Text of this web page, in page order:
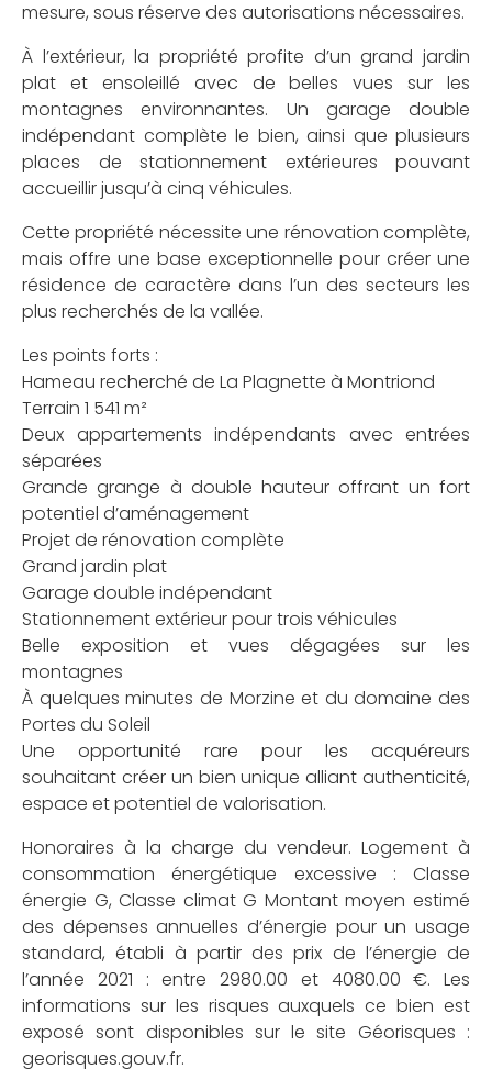
mesure, sous réserve des autorisations nécessaires.
À l’extérieur, la propriété profite d’un grand jardin
plat et ensoleillé avec de belles vues sur les
montagnes environnantes. Un garage double
indépendant complète le bien, ainsi que plusieurs
places de stationnement extérieures pouvant
accueillir jusqu’à cinq véhicules.
Cette propriété nécessite une rénovation complète,
mais offre une base exceptionnelle pour créer une
résidence de caractère dans l’un des secteurs les
plus recherchés de la vallée.
Les points forts :
Hameau recherché de La Plagnette à Montriond
Terrain 1 541 m²
Deux appartements indépendants avec entrées
séparées
Grande grange à double hauteur offrant un fort
potentiel d’aménagement
Projet de rénovation complète
Grand jardin plat
Garage double indépendant
Stationnement extérieur pour trois véhicules
Belle exposition et vues dégagées sur les
montagnes
À quelques minutes de Morzine et du domaine des
Portes du Soleil
Une opportunité rare pour les acquéreurs
souhaitant créer un bien unique alliant authenticité,
espace et potentiel de valorisation.
Honoraires à la charge du vendeur. Logement à
consommation énergétique excessive : Classe
énergie G, Classe climat G Montant moyen estimé
des dépenses annuelles d’énergie pour un usage
standard, établi à partir des prix de l’énergie de
l’année 2021 : entre 2980.00 et 4080.00 €. Les
informations sur les risques auxquels ce bien est
exposé sont disponibles sur le site Géorisques :
georisques.gouv.fr.